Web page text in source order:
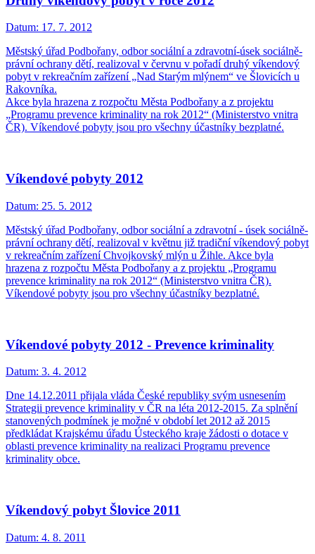
Datum: 17. 7. 2012
Městský úřad Podbořany, odbor sociální a zdravotní-úsek sociálně-
právní ochrany dětí, realizoval v červnu v pořadí druhý víkendový
pobyt v rekreačním zařízení „Nad Starým mlýnem“ ve Šlovicích u
Rakovníka.
Akce byla hrazena z rozpočtu Města Podbořany a z projektu
„Programu prevence kriminality na rok 2012“ (Ministerstvo vnitra
ČR). Víkendové pobyty jsou pro všechny účastníky bezplatné.
Víkendové pobyty 2012
Datum: 25. 5. 2012
Městský úřad Podbořany, odbor sociální a zdravotní - úsek sociálně-
právní ochrany dětí, realizoval v květnu již tradiční víkendový pobyt
v rekreačním zařízení Chvojkovský mlýn u Žihle. Akce byla
hrazena z rozpočtu Města Podbořany a z projektu „Programu
prevence kriminality na rok 2012“ (Ministerstvo vnitra ČR).
Víkendové pobyty jsou pro všechny účastníky bezplatné.
Víkendové pobyty 2012 - Prevence kriminality
Datum: 3. 4. 2012
Dne 14.12.2011 přijala vláda České republiky svým usnesením
Strategii prevence kriminality v ČR na léta 2012-2015. Za splnění
stanovených podmínek je možné v období let 2012 až 2015
předkládat Krajskému úřadu Ústeckého kraje žádosti o dotace v
oblasti prevence kriminality na realizaci Programu prevence
kriminality obce.
Víkendový pobyt Šlovice 2011
Datum: 4. 8. 2011